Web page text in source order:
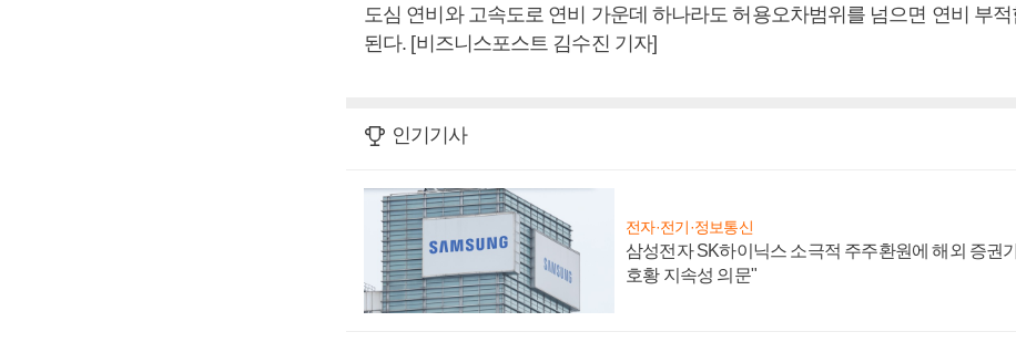
도심 연비와 고속도로 연비 가운데 하나라도 허용오차범위를 넘으면 연비 부적
된다. [비즈니스포스트 김수진 기자]
인기기사
전자·전기·정보통신
삼성전자 SK하이닉스 소극적 주주환원에 해외 증권
호황 지속성 의문"